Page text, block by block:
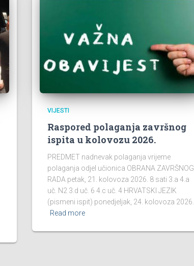
VIJESTI
Raspored polaganja završnog
ispita u kolovozu 2026.
PREDMET nadnevak polaganja vrijeme
polaganja odjel učionica OBRANA ZAVRŠNOG
RADA petak, 21. kolovoza 2026. 8 sati 3.a 4.a
uč. N2 3.d uč. 6 4.c uč. 4 HRVATSKI JEZIK
(pismeni ispit) ponedjeljak, 24. kolovoza 2026.
Read more